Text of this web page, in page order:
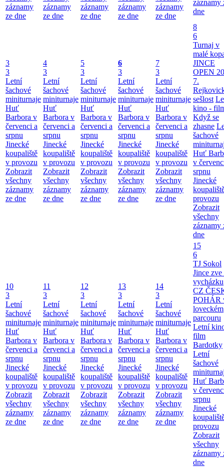
záznamy
ze dne
záznamy
ze dne
záznamy
ze dne
záznamy
ze dne
záznamy
ze dne
záznamy
dne
3
3
Letní
šachové
miniturnaje
Huť
Barbora v
červenci a
srpnu
Jinecké
koupaliště
v provozu
Zobrazit
všechny
záznamy
ze dne
4
3
Letní
šachové
miniturnaje
Huť
Barbora v
červenci a
srpnu
Jinecké
koupaliště
v provozu
Zobrazit
všechny
záznamy
ze dne
5
3
Letní
šachové
miniturnaje
Huť
Barbora v
červenci a
srpnu
Jinecké
koupaliště
v provozu
Zobrazit
všechny
záznamy
ze dne
6
3
Letní
šachové
miniturnaje
Huť
Barbora v
červenci a
srpnu
Jinecké
koupaliště
v provozu
Zobrazit
všechny
záznamy
ze dne
7
3
Letní
šachové
miniturnaje
Huť
Barbora v
červenci a
srpnu
Jinecké
koupaliště
v provozu
Zobrazit
všechny
záznamy
ze dne
8
6
Turnaj v
malé
JINCE
OPEN
7.
sešlost
kino -
Když se
zhasne
šachové
Huť
v
srpnu
Jinecké
provozu
Zobrazit
všechny
záznamy
dne
10
3
Letní
šachové
miniturnaje
Huť
Barbora v
červenci a
srpnu
Jinecké
koupaliště
v provozu
Zobrazit
všechny
záznamy
ze dne
11
3
Letní
šachové
miniturnaje
Huť
Barbora v
červenci a
srpnu
Jinecké
koupaliště
v provozu
Zobrazit
všechny
záznamy
ze dne
12
3
Letní
šachové
miniturnaje
Huť
Barbora v
červenci a
srpnu
Jinecké
koupaliště
v provozu
Zobrazit
všechny
záznamy
ze dne
13
3
Letní
šachové
miniturnaje
Huť
Barbora v
červenci a
srpnu
Jinecké
koupaliště
v provozu
Zobrazit
všechny
záznamy
ze dne
14
3
Letní
šachové
miniturnaje
Huť
Barbora v
červenci a
srpnu
Jinecké
koupaliště
v provozu
Zobrazit
všechny
záznamy
ze dne
15
6
TJ Sokol
Jince zve
vycházku
CZ
POHÁR
loveckém
parcouru
Letní
film
Bardotky
Letní
šachové
Huť
v
srpnu
Jinecké
provozu
Zobrazit
všechny
záznamy
dne